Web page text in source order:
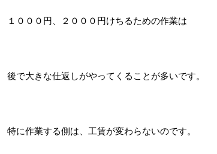
１０００円、２０００円けちるための作業は
後で大きな仕返しがやってくることが多いです。
特に作業する側は、工賃が変わらないのです。